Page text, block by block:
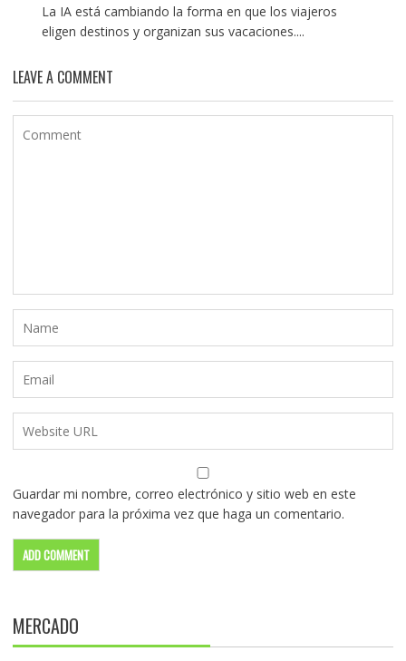
La IA está cambiando la forma en que los viajeros
eligen destinos y organizan sus vacaciones....
LEAVE A COMMENT
Guardar mi nombre, correo electrónico y sitio web en este
navegador para la próxima vez que haga un comentario.
MERCADO